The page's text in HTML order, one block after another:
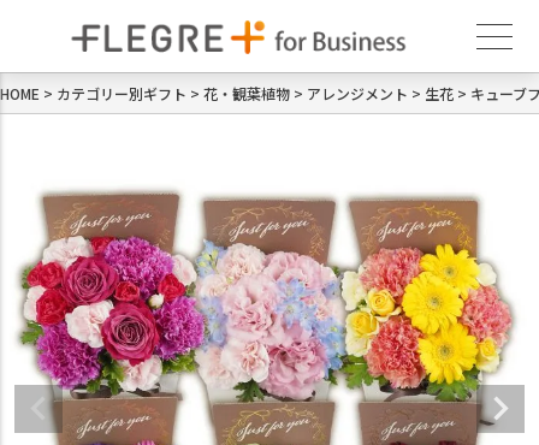
HOME カテゴリー別ギフト 花・観葉植物 アレンジメント 生花 キューブ